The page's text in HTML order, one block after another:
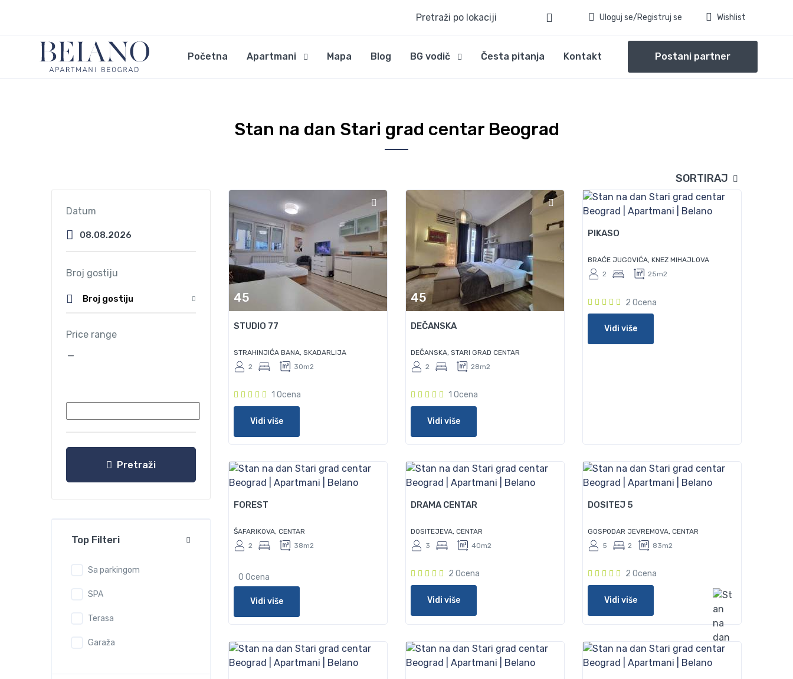
Pretraži po lokaciji Uloguj se/Registruj se Wishlist
Početna Apartmani Mapa Blog BG vodič Česta pitanja Kontakt Postani partner
Stan na dan Stari grad centar Beograd
SORTIRAJ
Datum
Broj gostiju
Broj gostiju
Price range
—
Pretraži
Top Filteri
Sa parkingom
SPA
Terasa
Garaža
45
STUDIO 77
STRAHINJIĆA BANA, SKADARLIJA
2
30m2
1 Ocena
Vidi više
45
DEČANSKA
DEČANSKA, STARI GRAD CENTAR
2
28m2
1 Ocena
Vidi više
45
PIKASO
BRAĆE JUGOVIĆA, KNEZ MIHAJLOVA
2
25m2
2 Ocena
Vidi više
45
FOREST
ŠAFARIKOVA, CENTAR
2
38m2
0 Ocena
Vidi više
45
DRAMA CENTAR
DOSITEJEVA, CENTAR
3
40m2
2 Ocena
Vidi više
60
DOSITEJ 5
GOSPODAR JEVREMOVA, CENTAR
5
2 83m2
2 Ocena
Vidi više
50 50 50